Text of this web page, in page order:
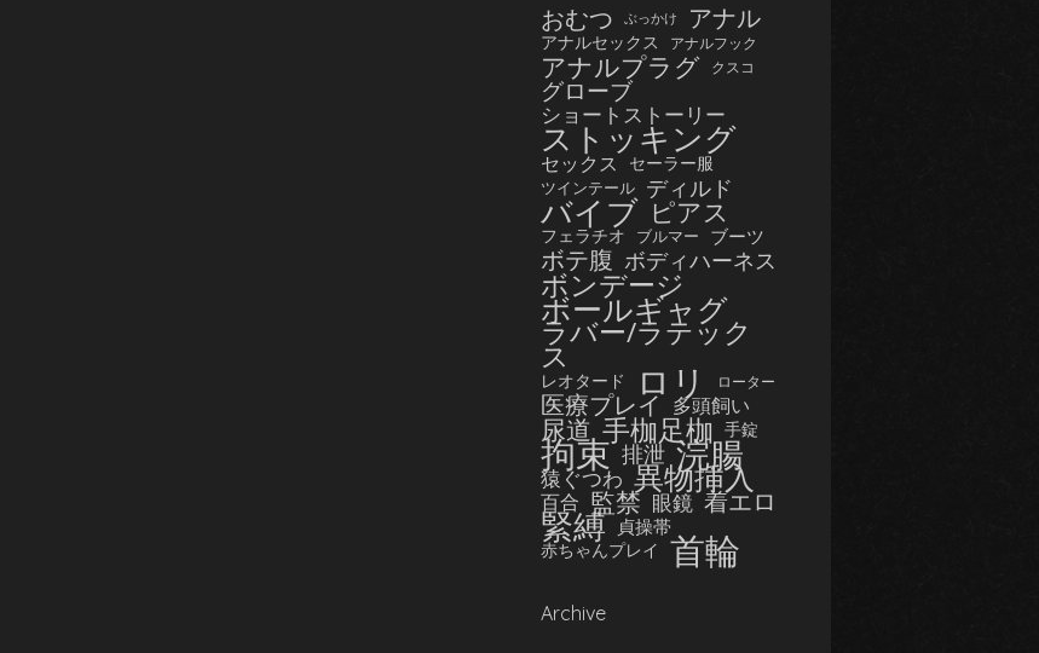
おむつ ぶっかけ アナル
アナルセックス アナルフック
アナルプラグ クスコ
グローブ
ショートストーリー
ストッキング
セックス セーラー服
ツインテール ディルド
バイブ ピアス
フェラチオ ブルマー ブーツ
ボテ腹 ボディハーネス
ボンデージ
ボールギャグ
ラバー/ラテック
ス
レオタード ロリ ローター
医療プレイ 多頭飼い
尿道 手枷足枷 手錠
拘束 排泄 浣腸
猿ぐつわ 異物挿入
百合 監禁 眼鏡 着エロ
緊縛 貞操帯
赤ちゃんプレイ 首輪
Archive